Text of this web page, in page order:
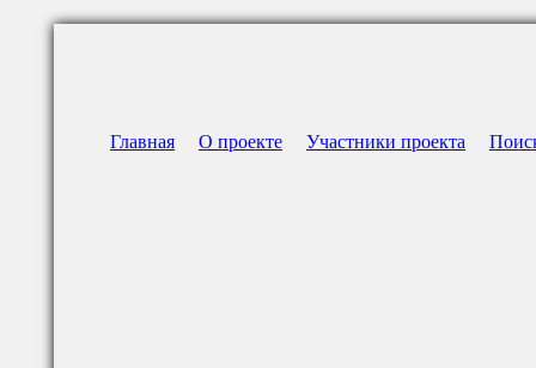
Главная О проекте Участники проекта